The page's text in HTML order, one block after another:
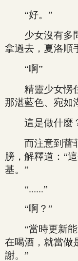
“好。”
少女沒有多問
拿過去，夏洛順
“啊”
精靈少女愣住
那湛藍色、宛如
這是做什麼
而注意到蕾菲
膀，解釋道：“
基。”
“......”
“啊？”
“當時更新能
在喝酒，就當做
謝。”